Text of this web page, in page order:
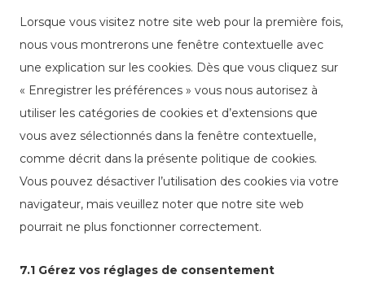
Lorsque vous visitez notre site web pour la première fois,
nous vous montrerons une fenêtre contextuelle avec
une explication sur les cookies. Dès que vous cliquez sur
« Enregistrer les préférences » vous nous autorisez à
utiliser les catégories de cookies et d’extensions que
vous avez sélectionnés dans la fenêtre contextuelle,
comme décrit dans la présente politique de cookies.
Vous pouvez désactiver l’utilisation des cookies via votre
navigateur, mais veuillez noter que notre site web
pourrait ne plus fonctionner correctement.
7.1 Gérez vos réglages de consentement